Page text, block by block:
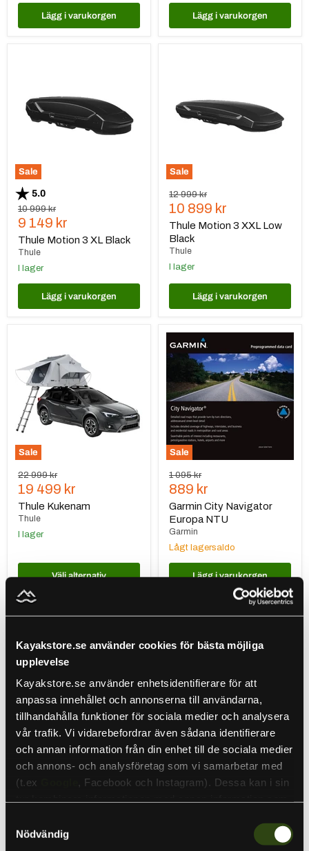
Kayakstore.se använder cookies för bästa möjliga
upplevelse
Kayakstore.se använder enhetsidentifierare för att
anpassa innehållet och annonserna till användarna,
tillhandahålla funktioner för sociala medier och analysera
vår trafik. Vi vidarebefordrar även sådana identifierare
och annan information från din enhet till de sociala medier
och annons- och analysföretag som vi samarbetar med
(t.ex
, Facebook och Instagram). Dessa kan i sin
använt deras tjänster. Detta för att skapa
personanpassade annonser (personalization of ads). Du
Nödvändig
Lägg i varukorgen Lägg i varukorgen
Sale
Black
Betyg:
5.0
Ursprungspris
10 999 kr
Nuvarande
pris
9 149 kr
Thule Motion 3 XL Black
Thule
I lager
Lägg i varukorgen
Sale
Low
Black
Ursprungspris
12 999 kr
Nuvarande
pris
10 899 kr
Thule Motion 3 XXL Low
Black
Thule
I lager
Lägg i varukorgen
Sale
Ursprungspris
22 999 kr
Nuvarande
pris
19 499 kr
Thule Kukenam
Thule
I lager
Välj alternativ
Sale
City
Navigator
Europa
NTU
Ursprungspris
1 095 kr
Nuvarande
pris
889 kr
Garmin City Navigator
Europa NTU
Garmin
Lågt lagersaldo
Lägg i varukorgen
Garmin
Cable
12V
599 kr
Garmin Vehicle Power
Sale
Garmin
Mini
Ursprungspris
1 949 kr
Nuvarande
pris
1 749 kr
Garmin Dash Cam Mini 3